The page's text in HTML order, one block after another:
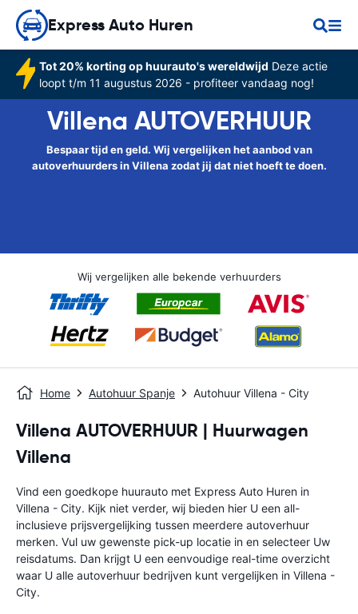
Express Auto Huren
Tot 20% korting op huurauto's wereldwijd Deze actie
loopt t/m 11 augustus 2026 - profiteer vandaag nog!
Villena AUTOVERHUUR
Bespaar tijd en geld. Wij vergelijken het aanbod van
autoverhuurders in Villena zodat jij dat niet hoeft te doen.
Wij vergelijken alle bekende verhuurders
Home Autohuur Spanje Autohuur Villena - City
Villena AUTOVERHUUR | Huurwagen
Villena
Vind een goedkope huurauto met Express Auto Huren in
Villena - City. Kijk niet verder, wij bieden hier U een all-
inclusieve prijsvergelijking tussen meerdere autoverhuur
merken. Vul uw gewenste pick-up locatie in en selecteer Uw
reisdatums. Dan krijgt U een eenvoudige real-time overzicht
waar U alle autoverhuur bedrijven kunt vergelijken in Villena -
City.